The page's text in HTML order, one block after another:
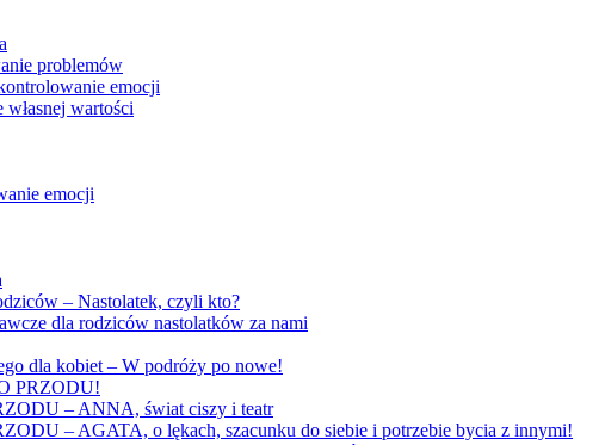
problemów
emocji
wartości
emocji
– Nastolatek, czyli kto?
dla rodziców nastolatków za nami
dla kobiet – W podróży po nowe!
PRZODU!
– ANNA, świat ciszy i teatr
– AGATA, o lękach, szacunku do siebie i potrzebie bycia z innymi!